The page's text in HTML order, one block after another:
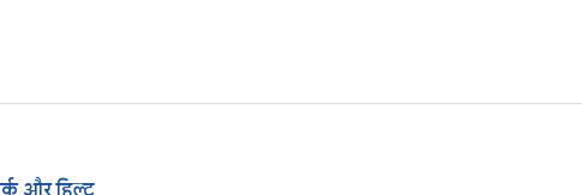
पूरे प्रोजेक्ट
और हिल्ट